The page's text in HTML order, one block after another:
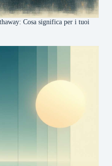
Cosa significa per i tuoi